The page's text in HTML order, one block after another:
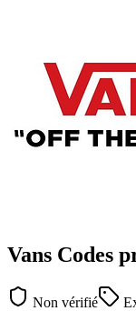
Vans Codes
Non vérifié